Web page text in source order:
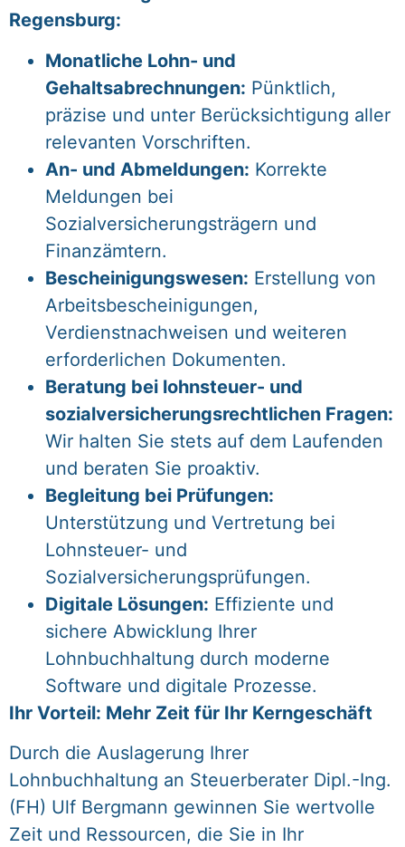
Regensburg:
Monatliche Lohn- und
Gehaltsabrechnungen: Pünktlich,
präzise und unter Berücksichtigung aller
relevanten Vorschriften.
An- und Abmeldungen: Korrekte
Meldungen bei
Sozialversicherungsträgern und
Finanzämtern.
Bescheinigungswesen: Erstellung von
Arbeitsbescheinigungen,
Verdienstnachweisen und weiteren
erforderlichen Dokumenten.
Beratung bei lohnsteuer- und
sozialversicherungsrechtlichen Fragen:
Wir halten Sie stets auf dem Laufenden
und beraten Sie proaktiv.
Begleitung bei Prüfungen:
Unterstützung und Vertretung bei
Lohnsteuer- und
Sozialversicherungsprüfungen.
Digitale Lösungen: Effiziente und
sichere Abwicklung Ihrer
Lohnbuchhaltung durch moderne
Software und digitale Prozesse.
Ihr Vorteil: Mehr Zeit für Ihr Kerngeschäft
Durch die Auslagerung Ihrer
Lohnbuchhaltung an Steuerberater Dipl.-Ing.
(FH) Ulf Bergmann gewinnen Sie wertvolle
Zeit und Ressourcen, die Sie in Ihr